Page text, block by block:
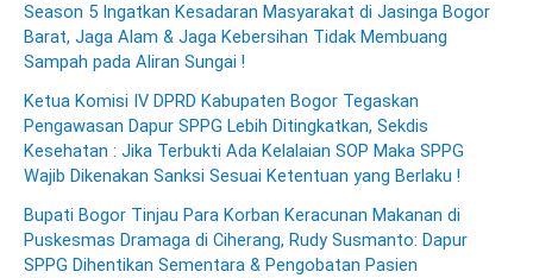
Season 5 Ingatkan Kesadaran Masyarakat di Jasinga Bogor
Barat, Jaga Alam & Jaga Kebersihan Tidak Membuang
Sampah pada Aliran Sungai !
Ketua Komisi IV DPRD Kabupaten Bogor Tegaskan
Pengawasan Dapur SPPG Lebih Ditingkatkan, Sekdis
Kesehatan : Jika Terbukti Ada Kelalaian SOP Maka SPPG
Wajib Dikenakan Sanksi Sesuai Ketentuan yang Berlaku !
Bupati Bogor Tinjau Para Korban Keracunan Makanan di
Puskesmas Dramaga di Ciherang, Rudy Susmanto: Dapur
SPPG Dihentikan Sementara & Pengobatan Pasien